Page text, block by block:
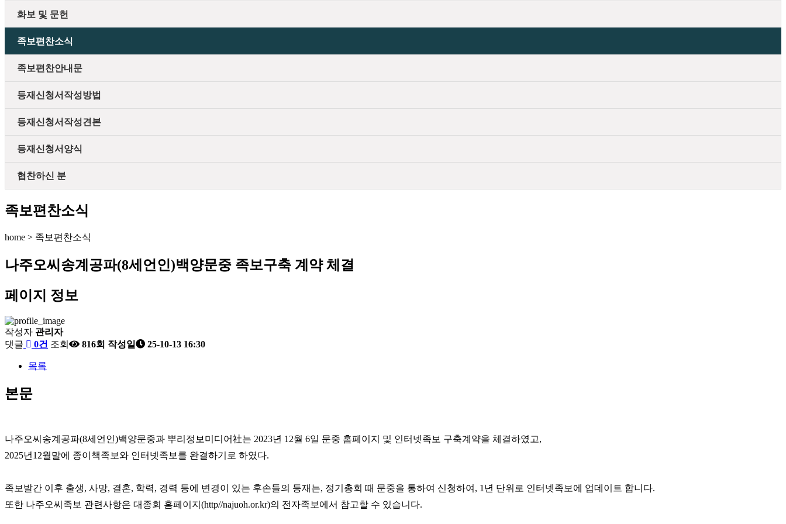
화보 및 문헌
족보편찬소식
족보편찬안내문
등재신청서작성방법
등재신청서작성견본
등재신청서양식
협찬하신 분
족보편찬소식
home > 족보편찬소식
나주오씨송계공파(8세언인)백양문중 족보구축 계약 체결
페이지 정보
작성자 관리자
댓글
0건 조회 816회 작성일 25-10-13 16:30
목록
본문
나주오씨송계공파(8세언인)백양문중과 뿌리정보미디어社는 2023년 12월 6일 문중 홈페이지 및 인터넷족보 구축계약을 체결하였고,
2025년12월말에 종이책족보와 인터넷족보를 완결하기로 하였다.
족보발간 이후 출생, 사망, 결혼, 학력, 경력 등에 변경이 있는 후손들의 등재는, 정기총회 때 문중을 통하여 신청하여, 1년 단위로 인터넷족보에 업데이트 합니다.
또한 나주오씨족보 관련사항은 대종회 홈페이지(http//najuoh.or.kr)의 전자족보에서 참고할 수 있습니다.